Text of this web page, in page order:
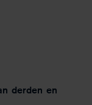
derden en